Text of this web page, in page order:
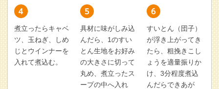
煮立ったらキャベ
ツ、玉ねぎ、しめ
じとウインナーを
入れて煮込む。
具材に味がしみ込
んだら、1のすい
とん生地をお好み
の大きさに切って
丸め、煮立ったス
ープの中へ入れ
すいとん（団子）
が浮き上がってき
たら、粗挽きこし
ょうを適量振りか
け、3分程度煮込
んだらできあが